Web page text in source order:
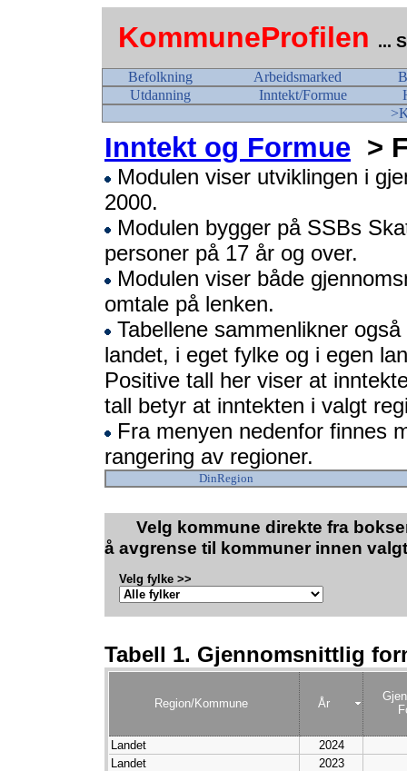
KommuneProfilen ...
Befolkning Arbeidsmarked
Utdanning
Inntekt/Formue
Inntekt og Formue >
Modulen viser utviklingen i
2000.
Modulen bygger på SSBs
personer på 17 år og over.
Modulen viser både
omtale på lenken.
Tabellene sammenlikner
landet, i eget fylke og i egen
Positive tall her viser at
tall betyr at inntekten i valgt
Fra menyen nedenfor finnes
rangering av regioner.
DinRegion
Velg kommune direkte fra
å avgrense til kommuner innen
Velg fylke >>
Tabell 1. Gjennomsnittlig
Region/Kommune År
Landet
2024
Landet
2023